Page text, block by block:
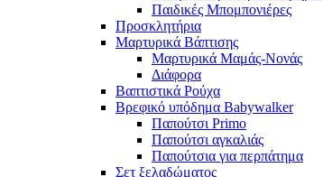
Παιδικές Μπομπονιέρες
Προσκλητήρια
Μαρτυρικά Βάπτισης
Μαρτυρικά Μαμάς-Νονάς
Διάφορα
Βαπτιστικά Ρούχα
Βρεφικό υπόδημα Babywalker
Παπούτσι Primo
Παπούτσι αγκαλιάς
Παπούτσια για περπάτημα
Σετ ξελαδώματος